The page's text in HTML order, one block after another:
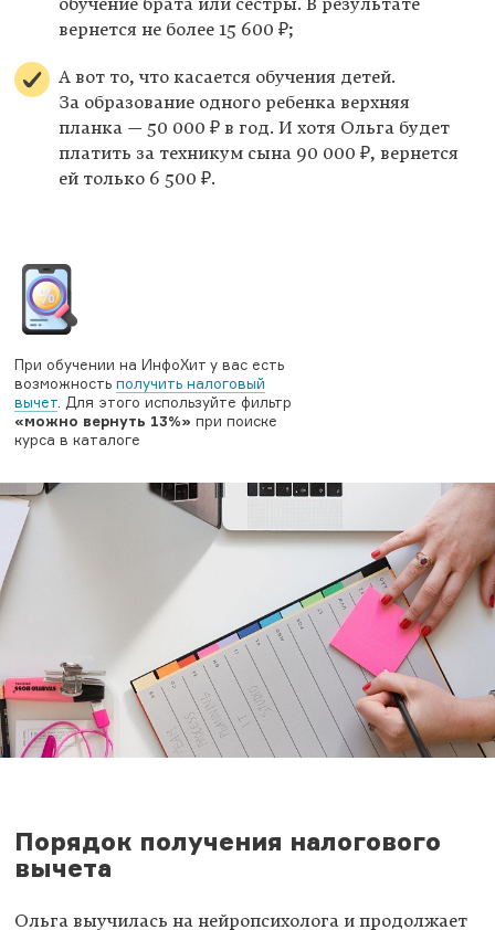
вернется не более 15 600 ₽;
А вот то, что касается обучения детей.
За образование одного ребенка верхняя
планка — 50 000 ₽ в год. И хотя Ольга будет
платить за техникум сына 90 000 ₽, вернется
ей только 6 500 ₽.
При обучении на ИнфоХит у вас есть
возможность получить налоговый
вычет . Для этого используйте фильтр
«можно вернуть 13%» при поиске
курса в каталоге
Порядок получения налогового
вычета
Ольга выучилась на нейропсихолога и продолжает